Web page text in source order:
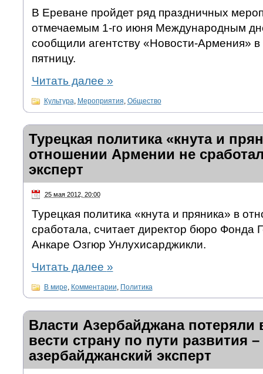
В Ереване пройдет ряд праздничных
отмечаемым 1-го июня Международным
сообщили агентству «Новости-Армения»
пятницу.
Читать далее »
Культура Мероприятия Общество
Турецкая политика «кнута и
отношении Армении не
эксперт
25 мая 2012, 20:00
Турецкая политика «кнута и пряника» в
сработала, считает директор бюро
Анкаре Озгюр Унлухисарджикли.
Читать далее »
В мире, Комментарии, Политика
Власти Азербайджана потеряли
вести страну по пути развития –
азербайджанский эксперт